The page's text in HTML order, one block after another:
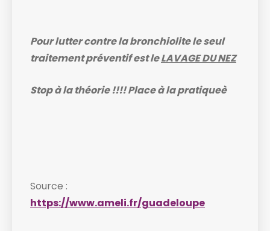
Pour lutter contre la bronchiolite le seul
traitement préventif est leLAVAGE DU NEZ
Stop à la théorie !!!! Place à la pratiqueè
Source :
https://www.ameli.fr/guadeloupe